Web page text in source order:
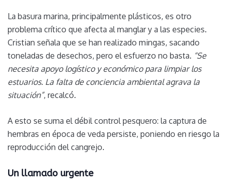
La basura marina, principalmente plásticos, es otro
problema crítico que afecta al manglar y a las especies.
Cristian señala que se han realizado mingas, sacando
toneladas de desechos, pero el esfuerzo no basta. “Se
necesita apoyo logístico y económico para limpiar los
estuarios. La falta de conciencia ambiental agrava la
situación”, recalcó.
A esto se suma el débil control pesquero: la captura de
hembras en época de veda persiste, poniendo en riesgo la
reproducción del cangrejo.
Un llamado urgente